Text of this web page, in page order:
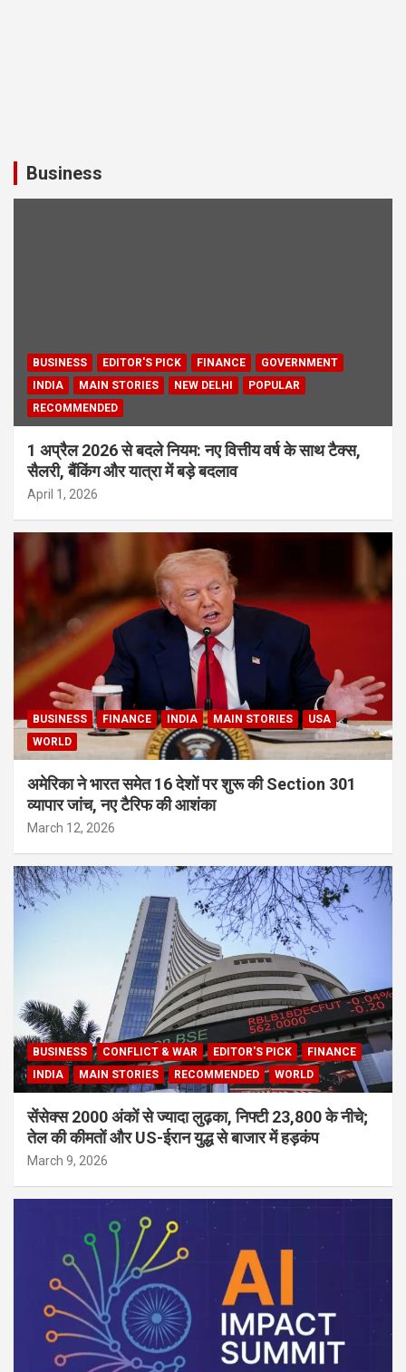
Business
BUSINESS EDITOR'S PICK FINANCE
GOVERNMENT
INDIA
MAIN STORIES NEW DELHI
POPULAR
RECOMMENDED
1 अप्रैल 2026 से बदले नियम: नए वित्तीय वर्ष के साथ टैक्स,
सैलरी, बैंकिंग और यात्रा में बड़े बदलाव
April 1, 2026
BUSINESS FINANCE INDIA MAIN STORIES
USA
WORLD
अमेरिका ने भारत समेत 16 देशों पर शुरू की Section 301
व्यापार जांच, नए टैरिफ की आशंका
March 12, 2026
BUSINESS CONFLICT & WAR EDITOR'S PICK
FINANCE
INDIA
MAIN STORIES RECOMMENDED WORLD
सेंसेक्स 2000 अंकों से ज्यादा लुढ़का, निफ्टी 23,800 के नीचे;
तेल की कीमतों और US-ईरान युद्ध से बाजार में हड़कंप
March 9, 2026